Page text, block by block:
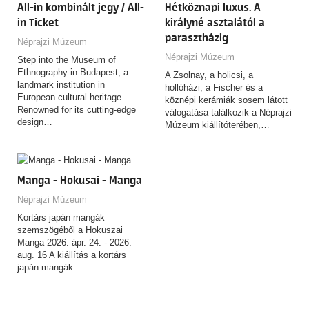
All-in kombinált jegy / All-
in Ticket
Néprajzi Múzeum
Step into the Museum of
Ethnography in Budapest, a
landmark institution in
European cultural heritage.
Renowned for its cutting-edge
design…
Hétköznapi luxus. A
királyné asztalától a
parasztházig
Néprajzi Múzeum
A Zsolnay, a holicsi, a
hollóházi, a Fischer és a
köznépi kerámiák sosem látott
válogatása találkozik a Néprajzi
Múzeum kiállítóterében,…
Manga - Hokusai - Manga
Néprajzi Múzeum
Kortárs japán mangák
szemszögéből a Hokuszai
Manga 2026. ápr. 24. - 2026.
aug. 16 A kiállítás a kortárs
japán mangák…